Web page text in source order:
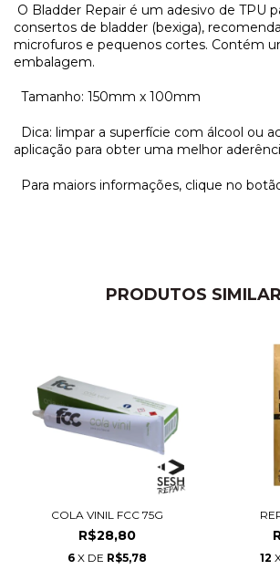
O Bladder Repair é um adesivo de TPU
consertos de bladder (bexiga),
microfuros e pequenos cortes. Contém
embalagem.
Tamanho: 150mm x 100mm
Dica: limpar a superfície com álcool ou
aplicação para obter uma melhor
Para maiors informações, clique no
PRODUTOS
COLA VINIL FCC 75G
R$28,80
6 X DE R$5,78 12